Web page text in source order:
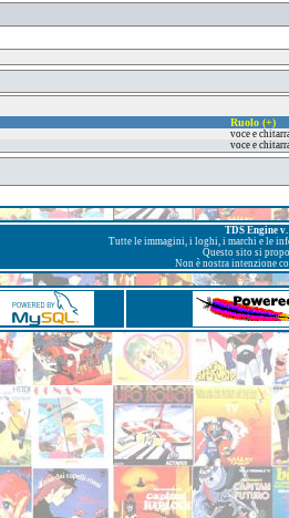
Ruolo (+)
voce e
voce e
TDS Engine
Tutte le immagini, i loghi, i marchi e le
Questo sito si
Non è nostra intenzione